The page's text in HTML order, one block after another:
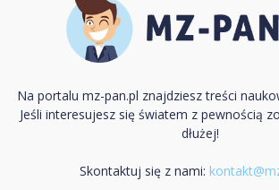
Na portalu mz-pan.pl znajdziesz treści
Jeśli interesujesz się światem z pewnością
dłużej!
Skontaktuj się z nami: